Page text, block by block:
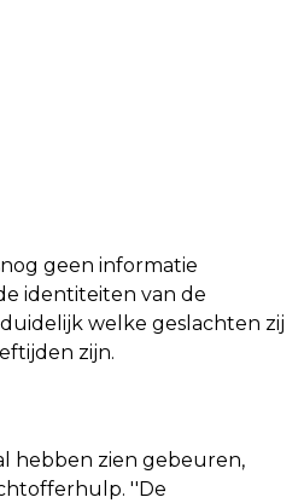
geen informatie
identiteiten van de
welke geslachten zij
zijn.
hebben zien gebeuren,
''De